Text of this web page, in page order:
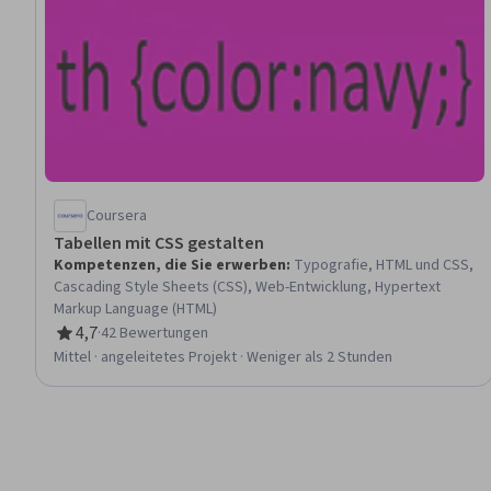
Coursera
Tabellen mit CSS gestalten
Kompetenzen, die Sie erwerben: Typografie, HTML und CSS,
Cascading Style Sheets (CSS), Web-Entwicklung, Hypertext
Markup Language (HTML)
4,7
Bewertung, 4,7 von 5 Sternen
·42 Bewertungen
Mittel · angeleitetes Projekt · Weniger als 2 Stunden